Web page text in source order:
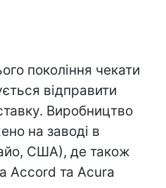
покоління чекати
відправити
Виробництво
на заводі в
США), де також
Accord та Acura